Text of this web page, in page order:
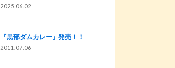
2025.06.02
『黒部ダムカレー』発売！！
2011.07.06